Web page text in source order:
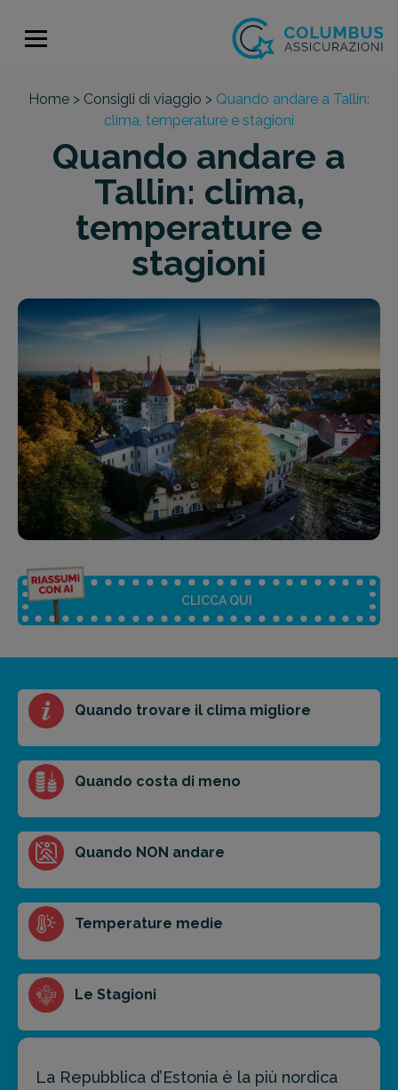
Home > Consigli di viaggio > Quando andare a Tallin:
clima, temperature e stagioni
Quando andare a
Tallin: clima,
temperature e
stagioni
CLICCA QUI
Riassunto dell'articolo
Scegli il formato del riassunto
Breve Medio Punti chiave
prossima destinazione di viaggio.
FAI PREVENTIVO
Quando trovare il clima migliore
Quando costa di meno
Quando NON andare
Temperature medie
Le Stagioni
La Repubblica d’Estonia è la più nordica